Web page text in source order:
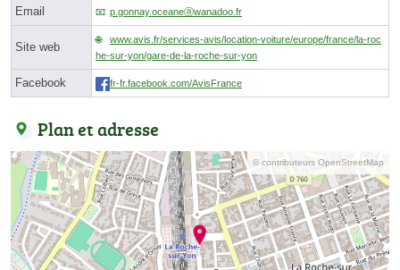
Email p.gonnay.oceaneⓐwanadoo.fr
Site web
www.avis.fr/services-avis/location-voiture/europe/france/la-roc
he-sur-yon/gare-de-la-roche-sur-yon
Facebook fr-fr.facebook.com/AvisFrance
Plan et adresse
© contributeurs OpenStreetMap